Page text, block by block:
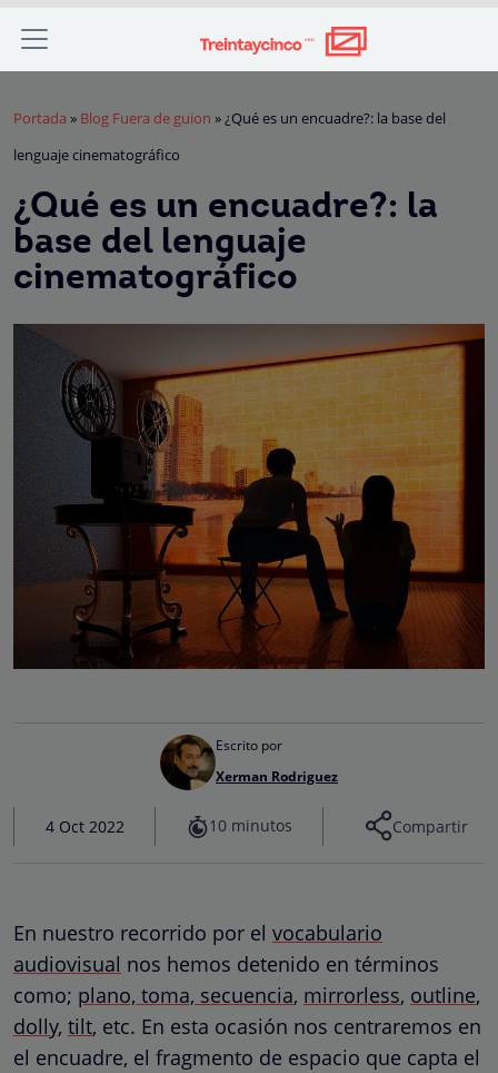
Portada » Blog Fuera de guion »¿Qué es un encuadre?: la base del
lenguaje cinematográfico
¿Qué es un encuadre?: la
base del lenguaje
cinematográfico
Escrito por
Xerman Rodriguez
4 Oct 2022 10 minutos Compartir
En nuestro recorrido por el vocabulario
audiovisual nos hemos detenido en términos
como; plano, toma, secuencia, mirrorless, outline,
dolly, tilt, etc. En esta ocasión nos centraremos en
el encuadre, el fragmento de espacio que capta el